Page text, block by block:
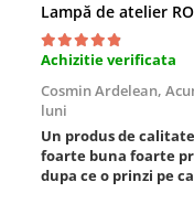
Masini de insurubat si
Masini de polishat
Pistoale aer cald
Pistoale de lipit
Pistoale electrice de
Polizoare unghiulare
Rindele
Achizitie verificata
Cosmin Ardelean,
luni
Un produs de calitate
foarte buna foarte
dupa ce o prinzi pe